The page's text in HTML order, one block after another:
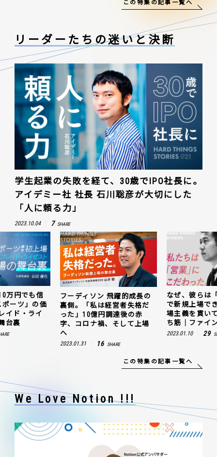
この特集の記事一覧へ
リーダーたちの迷いと決断
学生起業の失敗を経て、30歳でIPO社長に。
アイデミー社 社長 石川聡彦が大切にした
「人に頼る力」
2023.10.04 7 SHARE
万円でも信
ーツ」の価
イド・ライ
台裏
フーディソン 飛躍的成長の
裏側。「私は経営者失格だ
った」10億円調達後の赤
字、コロナ禍、そして上場
へ
2023.01.31 16 SHARE
なぜ、彼らは
で新規上場で
場主義を貫い
ち筋｜ファイ
2023.01.10 29
この特集の記事一覧へ
We Love Notion !!!